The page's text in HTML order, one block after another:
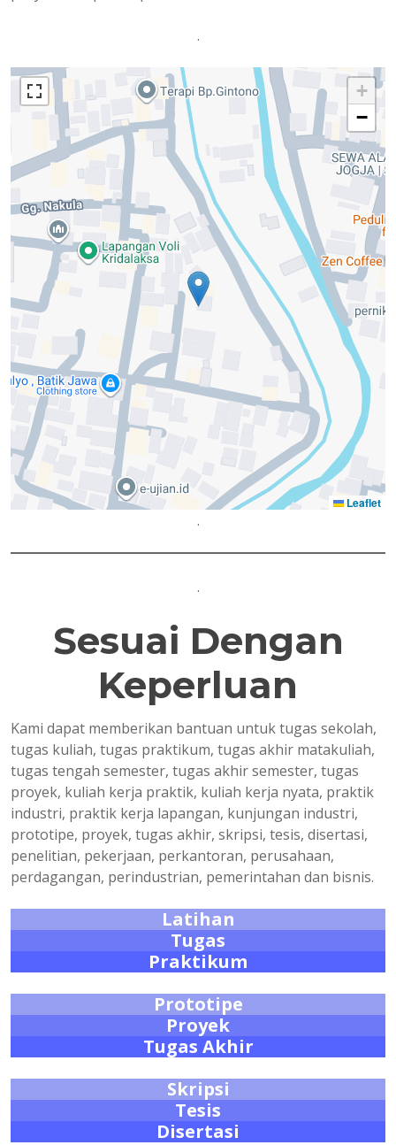
.
+
−
Leaflet
.
.
Sesuai Dengan
Keperluan
Kami dapat memberikan bantuan untuk tugas sekolah,
tugas kuliah, tugas praktikum, tugas akhir matakuliah,
tugas tengah semester, tugas akhir semester, tugas
proyek, kuliah kerja praktik, kuliah kerja nyata, praktik
industri, praktik kerja lapangan, kunjungan industri,
prototipe, proyek, tugas akhir, skripsi, tesis, disertasi,
penelitian, pekerjaan, perkantoran, perusahaan,
perdagangan, perindustrian, pemerintahan dan bisnis.
Latihan
Tugas
Praktikum
Prototipe
Proyek
Tugas Akhir
Skripsi
Tesis
Disertasi